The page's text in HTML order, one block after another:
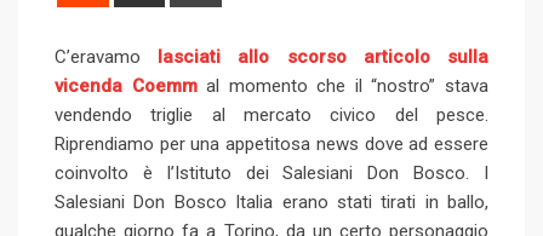
e
+
d
I
n
l
e
U
p
o
n
r
e
s
t
d
i
t
r
e
v
i
a
E
n
C’eravamo lasciati allo scorso articolo sulla
vicenda Coemm al momento che il “nostro” stava
vendendo triglie al mercato civico del pesce.
Riprendiamo per una appetitosa news dove ad essere
coinvolto è l’Istituto dei Salesiani Don Bosco. I
Salesiani Don Bosco Italia erano stati tirati in ballo,
qualche giorno fa a Torino, da un certo personaggio